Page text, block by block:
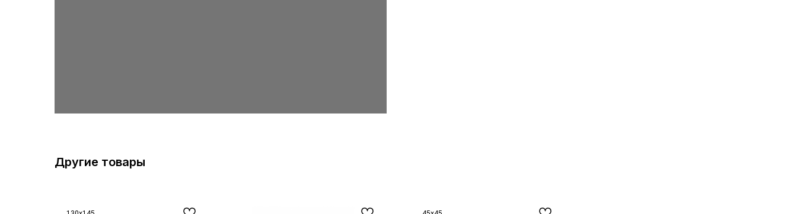
Другие товары